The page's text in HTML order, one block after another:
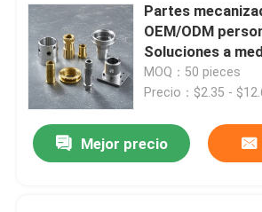
Partes
OEM/ODM
Soluciones a
proceso de
MOQ：50 pieces
Precio：$2.35 -
Mejor precio